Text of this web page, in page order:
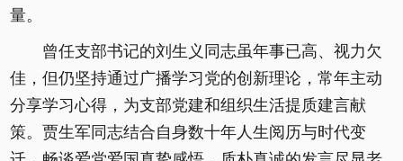
量。
曾任支部书记的刘生义同志虽年事已高、视力欠
佳，但仍坚持通过广播学习党的创新理论，常年主动
分享学习心得，为支部党建和组织生活提质建言献
策。贾生军同志结合自身数十年人生阅历与时代变